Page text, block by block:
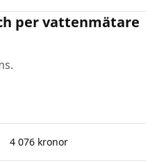
per vattenmätare
4 076 kronor